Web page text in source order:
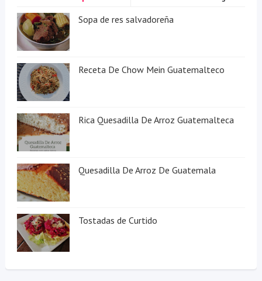
Sopa de res salvadoreña
Receta De Chow Mein Guatemalteco
Rica Quesadilla De Arroz Guatemalteca
Quesadilla De Arroz De Guatemala
Tostadas de Curtido